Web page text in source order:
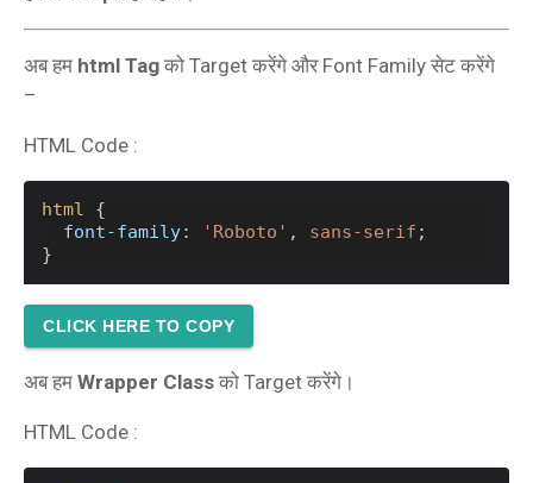
अब हम html Tag को Target करेंगे और Font Family सेट करेंगे
–
HTML Code :
html {
font-family: 'Roboto' , sans-serif ;
}
CLICK HERE TO COPY
अब हम Wrapper Class को Target करेंगे।
HTML Code :